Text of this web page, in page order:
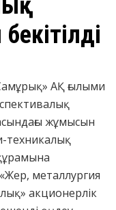
АҚ ғылыми
жұмысын
техникалық
металлургия
акционерлік